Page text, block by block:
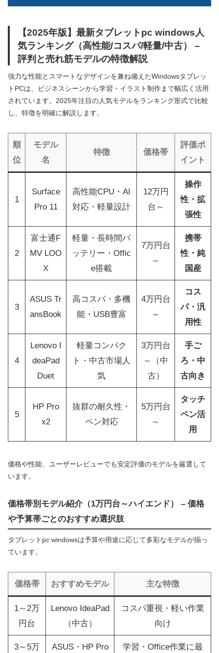
【2025年版】最新タブレットpc windows人
気ランキング（高性能/コスパ/軽量/中古） –
評判と売れ筋モデルの特徴解説
強力な性能とスマートなデザインを兼ね備えたWindowsタブレッ
トPCは、ビジネスシーンから学習・イラスト制作まで幅広く活用
されています。2025年注目の人気モデルをランキング形式で比較
し、特徴を明確に解説します。
順
位
モデル
名
特徴 価格帯
評価ポ
イント
1
Surface
Pro 11
高性能CPU・AI
対応・軽量設計
12万円
台～
操作
性・拡
張性
2
富士通F
MV LOO
X
軽量・長時間バ
ッテリー・Offic
e搭載
7万円台
～
携帯
性・純
国産
3
ASUS Tr
ansBook
高コスパ・多機
能・USB豊富
4万円台
～
コス
パ・汎
用性
4
Lenovo I
deaPad
Duet
軽量コンパク
ト・中古市場人
気
3万円台
～（中
古）
手ご
ろ・中
古向き
5
HP Pro
x2
抜群の耐久性・
ペン対応
5万円台
～
タッチ
ペン活
用
価格や性能、ユーザーレビューでも安定評価のモデルを厳選して
います。
価格帯別モデル紹介（1万円台～ハイエンド） – 価格
や予算帯ごとのおすすめ選択肢
タブレットpc windowsは予算や用途に応じて多彩なモデルが揃っ
ています。
価格帯 おすすめモデル 主な特徴
1～2万
円台
Lenovo IdeaPad
（中古）
コスパ重視・軽い作業
向け
3～5万
ASUS・HP Pro
学習・Office作業に最